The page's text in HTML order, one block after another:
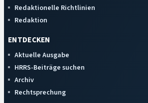
Redaktionelle Richtlinien
Redaktion
ENTDECKEN
Aktuelle Ausgabe
HRRS-Beiträge suchen
Archiv
Rechtsprechung